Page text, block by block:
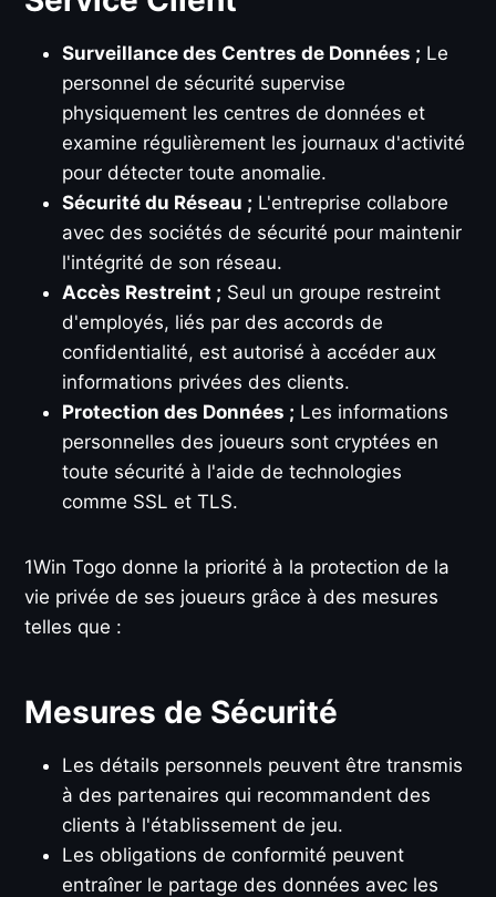
Surveillance des Centres de Données ; Le
personnel de sécurité supervise
physiquement les centres de données et
examine régulièrement les journaux d'activité
pour détecter toute anomalie.
Sécurité du Réseau ; L'entreprise collabore
avec des sociétés de sécurité pour maintenir
l'intégrité de son réseau.
Accès Restreint ; Seul un groupe restreint
d'employés, liés par des accords de
confidentialité, est autorisé à accéder aux
informations privées des clients.
Protection des Données ; Les informations
personnelles des joueurs sont cryptées en
toute sécurité à l'aide de technologies
comme SSL et TLS.
1Win Togo donne la priorité à la protection de la
vie privée de ses joueurs grâce à des mesures
telles que :
Mesures de Sécurité
Les détails personnels peuvent être transmis
à des partenaires qui recommandent des
clients à l'établissement de jeu.
Les obligations de conformité peuvent
entraîner le partage des données avec les